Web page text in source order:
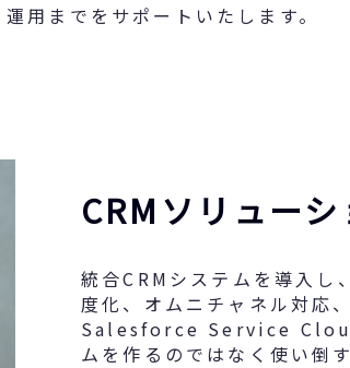
用までをサポートいたします。
CRMソリューシ
統合CRMシステムを導入し
度化、オムニチャネル対応
Salesforce Service Cloud
ムを作るのではなく使い倒